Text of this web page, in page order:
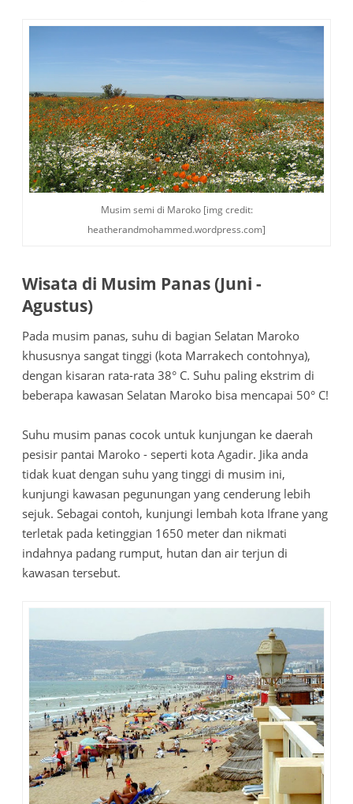
Musim semi di Maroko [img credit:
heatherandmohammed.wordpress.com]
Wisata di Musim Panas (Juni -
Agustus)
Pada musim panas, suhu di bagian Selatan Maroko
khususnya sangat tinggi (kota Marrakech contohnya),
dengan kisaran rata-rata 38° C. Suhu paling ekstrim di
beberapa kawasan Selatan Maroko bisa mencapai 50° C!
Suhu musim panas cocok untuk kunjungan ke daerah
pesisir pantai Maroko - seperti kota Agadir. Jika anda
tidak kuat dengan suhu yang tinggi di musim ini,
kunjungi kawasan pegunungan yang cenderung lebih
sejuk. Sebagai contoh, kunjungi lembah kota Ifrane yang
terletak pada ketinggian 1650 meter dan nikmati
indahnya padang rumput, hutan dan air terjun di
kawasan tersebut.